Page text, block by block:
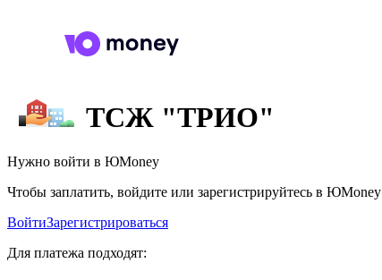
ТСЖ "ТРИО"
Нужно войти в ЮMoney
Чтобы заплатить, войдите или зарегистрируйтесь в ЮMoney
ВойтиЗарегистрироваться
Для платежа подходят: